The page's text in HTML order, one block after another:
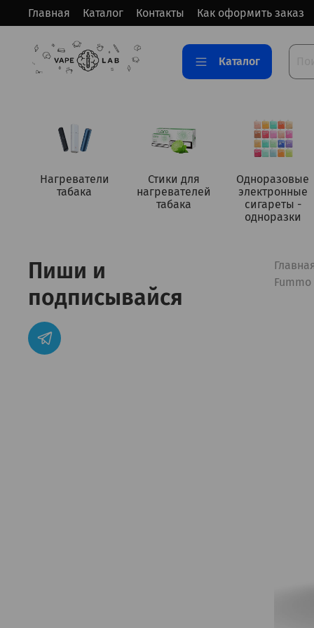
Главная Каталог Контакты Как оформить заказ
Каталог
Нагреватели
табака
Стики для
нагревателей
табака
Одноразовые
электронные
сигареты -
одноразки
Главная
Пиши и
подписывайся